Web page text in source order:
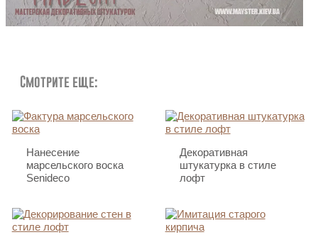
Смотрите еще:
Нанесение
марсельского воска
Senideco
Декоративная
штукатурка в стиле
лофт